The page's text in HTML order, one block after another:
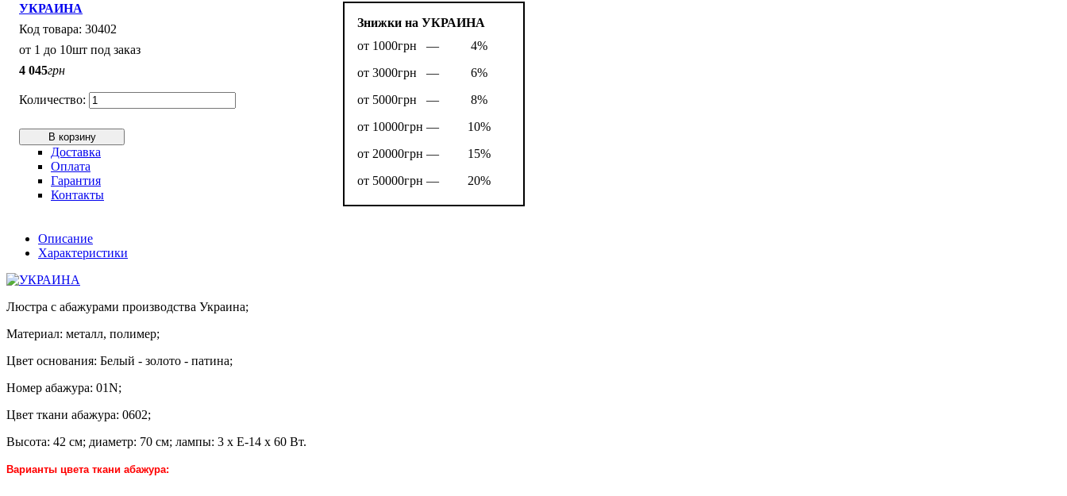
Знижки на УКРАИНА
от 1000грн —
4%
от 3000грн —
6%
от 5000грн —
8%
от 10000грн —
10%
от 20000грн —
15%
от 50000грн —
20%
УКРАИНА
30402
от 1 до 10шт под заказ
4 045грн
В корзину
Доставка
Оплата
Гарантия
Контакты
Описание
Характеристики
Люстра с абажурами производства Украина;
Материал: металл, полимер;
Цвет основания: Белый - золото - патина;
Номер абажура: 01N;
Цвет ткани абажура: 0602;
Высота: 42 см; диаметр: 70 см; лампы: 3 х Е-14 х 60 Вт.
Варианты цвета ткани абажура: